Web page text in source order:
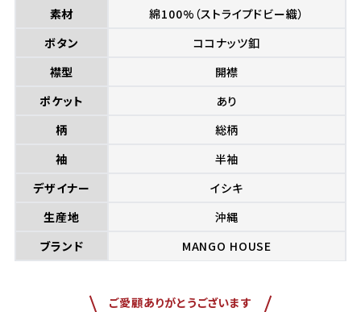
素材
綿100%（ストライプドビー織）
ボタン
ココナッツ釦
襟型
開襟
ポケット
あり
柄
総柄
袖
半袖
デザイナー
イシキ
生産地
沖縄
ブランド
MANGO HOUSE
ご愛顧ありがとうございます